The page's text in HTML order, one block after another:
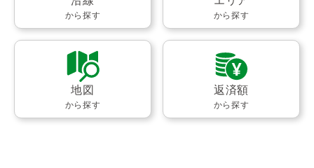
から探す から探す
地図
から探す
返済額
から探す